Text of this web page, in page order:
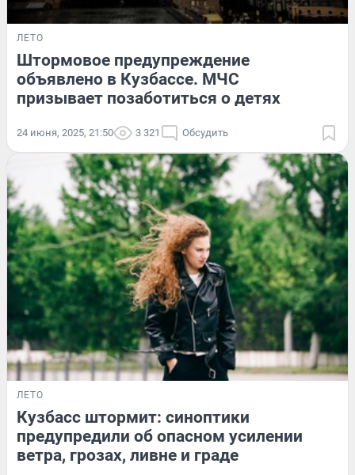
ЛЕТО
Штормовое предупреждение
объявлено в Кузбассе. МЧС
призывает позаботиться о детях
24 июня, 2025, 21:50 3 321 Обсудить
ЛЕТО
Кузбасс штормит: синоптики
предупредили об опасном усилении
ветра, грозах, ливне и граде